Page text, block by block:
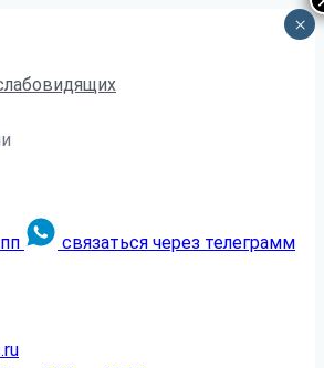
связаться через телеграмм
×